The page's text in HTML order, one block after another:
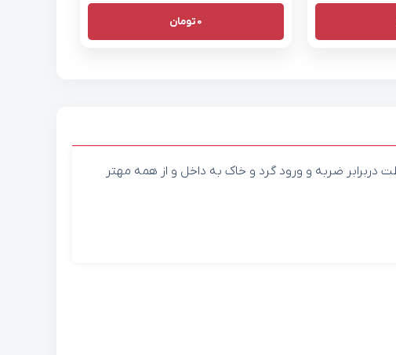
0تومان
دربرابر ضربه و ورود گرد و خاک به داخل و از همه مهتر